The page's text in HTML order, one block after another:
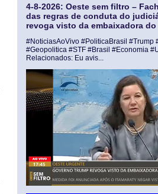
4-8-2026: Oeste sem filtro –
das regras de conduta do
revoga visto da embaixadora
#NoticiasAoVivo #PoliticaBrasil #Trump
#Geopolitica #STF #Brasil #Economia
Relacionados: Eu avis...